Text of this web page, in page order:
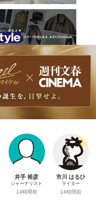
井手 裕彦
ジャーナリスト
14時間前
市川 はるひ
ライター
14時間前